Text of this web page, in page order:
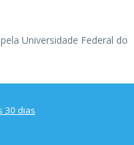
Universidade Federal do
30 dias